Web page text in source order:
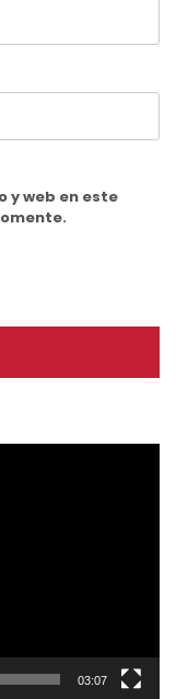
y web en este
03:07